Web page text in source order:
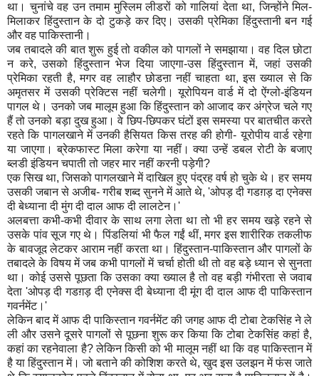
था। चुनांचे वह उन तमाम मुस्लिम लीडरों को गालियां देता था, जिन्होंने मिल-
मिलाकर हिंदुस्तान के दो टुकड़े कर दिए। उसकी प्रेमिका हिंदुस्तानी बन गई
और वह पाकिस्तानी।
जब तबादले की बात शुरू हुई तो वकील को पागलों ने समझाया। वह दिल छोटा
न करे, उसको हिंदुस्तान भेज दिया जाएगा-उस हिंदुस्तान में, जहां उसकी
प्रेमिका रहती है, मगर वह लाहौर छोडऩा नहीं चाहता था, इस ख्याल से कि
अमृतसर में उसकी प्रेक्टिस नहीं चलेगी। यूरोपियन वार्ड में दो ऐंग्लो-इंडियन
पागल थे। उनको जब मालूम हुआ कि हिंदुस्तान को आजाद कर अंग्रेज चले गए
हैं तो उनको बड़ा दुख हुआ। वे छिप-छिपकर घंटों इस समस्या पर बातचीत करते
रहते कि पागलखाने में उनकी हैसियत किस तरह की होगी- यूरोपीय वार्ड रहेगा
या जाएगा। ब्रेकफास्ट मिला करेगा या नहीं। क्या उन्हें डबल रोटी के बजाए
ब्लडी इंडियन चपाती तो जहर मार नहीं करनी पड़ेगी?
एक सिख था, जिसको पागलखाने में दाखिल हुए पंद्रह वर्ष हो चुके थे। हर समय
उसकी जबान से अजीब- गरीब शब्द सुनने में आते थे, 'ओपड़ दी गडग़ड़ दा एनेक्स
दी बेध्याना दी मुंग दी दाल आफ दी लालटेन।'
अलबत्ता कभी-कभी दीवार के साथ लगा लेता था तो भी हर समय खड़े रहने से
उसके पांव सूज गए थे। पिंडलियां भी फैल गईं थीं, मगर इस शारीरिक तकलीफ
के बावजूद लेटकर आराम नहीं करता था। हिंदुस्तान-पाकिस्तान और पागलों के
तबादले के विषय में जब कभी पागलों में चर्चा होती थी तो वह बड़े ध्यान से सुनता
था। कोई उससे पूछता कि उसका क्या ख्याल है तो वह बड़ी गंभीरता से जवाब
देता 'ओपड़ दी गडग़ड़ दी एनेक्स दी बेध्याना दी मूंग दी दाल आफ दी पाकिस्तान
गवर्नमेंट।'
लेकिन बाद में आफ दी पाकिस्तान गवर्नमेंट की जगह आफ दी टोबा टेकसिंह ने ले
ली और उसने दूसरे पागलों से पूछना शुरू कर किया कि टोबा टेकसिंह कहां है,
कहां का रहनेवाला है? लेकिन किसी को भी मालूम नहीं था कि वह पाकिस्तान में
है या हिंदुस्तान में। जो बताने की कोशिश करते थे, खुद इस उलझन में फंस जाते